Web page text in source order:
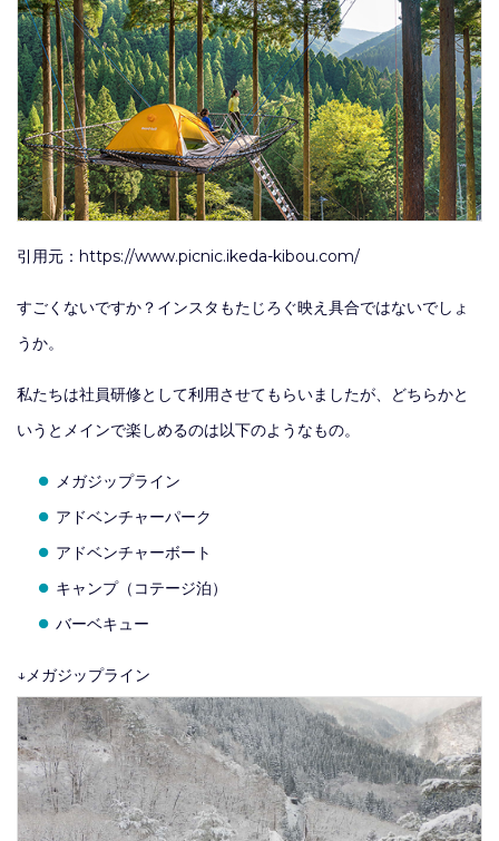
引用元：https://www.picnic.ikeda-kibou.com/
すごくないですか？インスタもたじろぐ映え具合ではないでしょ
うか。
私たちは社員研修として利用させてもらいましたが、どちらかと
いうとメインで楽しめるのは以下のようなもの。
メガジップライン
アドベンチャーパーク
アドベンチャーボート
キャンプ（コテージ泊）
バーベキュー
↓メガジップライン